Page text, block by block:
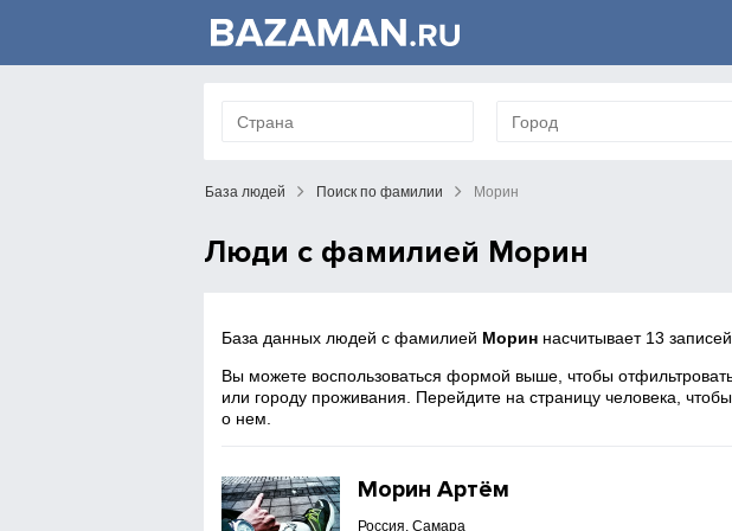
База людей Поиск по фамилии Морин
Люди с фамилией Морин
База данных людей с фамилией Морин насчитывает 13 записей.
Вы можете воспользоваться формой выше, чтобы
или городу проживания. Перейдите на страницу человека,
о нем.
Морин Артём
Россия, Самара